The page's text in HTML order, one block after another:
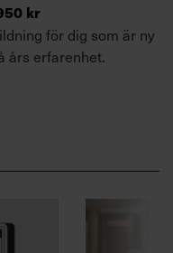
kr
för dig som är ny
års erfarenhet.